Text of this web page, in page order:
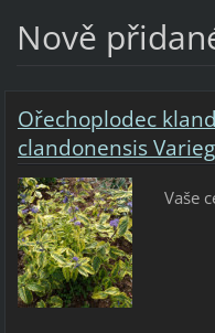
Nově
Ořechoplodec
clandonensis
Vaše